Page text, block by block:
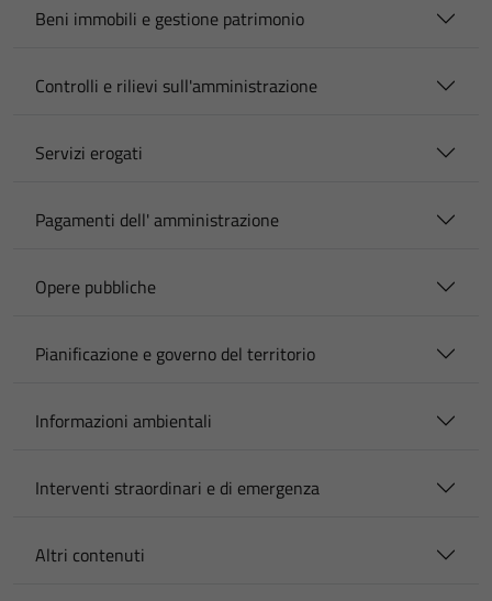
Beni immobili e gestione patrimonio
Controlli e rilievi sull'amministrazione
Servizi erogati
Pagamenti dell' amministrazione
Opere pubbliche
Pianificazione e governo del territorio
Informazioni ambientali
Interventi straordinari e di emergenza
Altri contenuti